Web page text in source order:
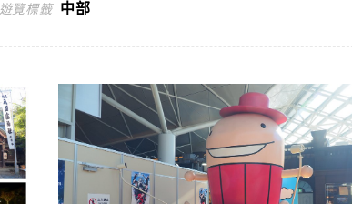
遊覽標籤 中部